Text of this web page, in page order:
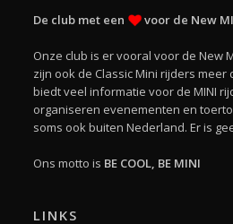
De club met een voor de New
Onze club is er vooral voor de New
zijn ook de Classic Mini rijders meer
biedt veel informatie voor de MINI
organiseren evenementen en
soms ook buiten Nederland. Er is
Ons motto is BE COOL, BE MINI
LINKS